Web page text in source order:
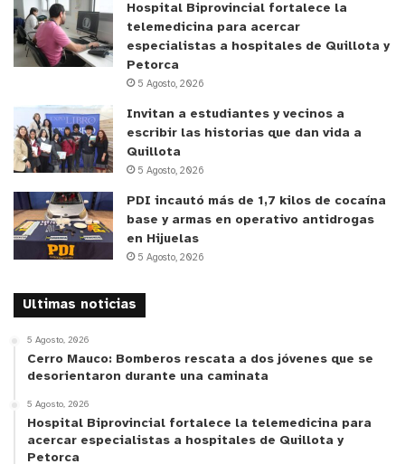
Hospital Biprovincial fortalece la
telemedicina para acercar
especialistas a hospitales de Quillota y
Petorca
5 Agosto, 2026
Invitan a estudiantes y vecinos a
escribir las historias que dan vida a
Quillota
5 Agosto, 2026
PDI incautó más de 1,7 kilos de cocaína
base y armas en operativo antidrogas
en Hijuelas
5 Agosto, 2026
Ultimas noticias
5 Agosto, 2026
Cerro Mauco: Bomberos rescata a dos jóvenes que se
desorientaron durante una caminata
5 Agosto, 2026
Hospital Biprovincial fortalece la telemedicina para
acercar especialistas a hospitales de Quillota y
Petorca